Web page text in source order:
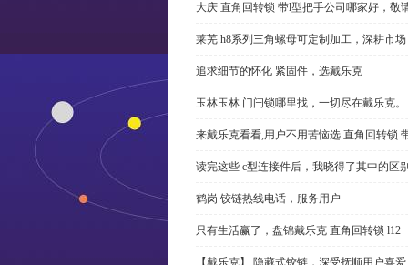
大庆 直角回转锁 带l型把手公司哪家好，敬
莱芜 h8系列三角螺母可定制加工，深耕市场
追求细节的怀化 紧固件，选戴乐克
玉林玉林 门闩锁哪里找，一切尽在戴乐克。
来戴乐克看看,用户不用苦恼选 直角回转锁
读完这些 c型连接件后，我晓得了其中的区
鹤岗 铰链热线电话，服务用户
只有生活赢了，盘锦戴乐克 直角回转锁 l12